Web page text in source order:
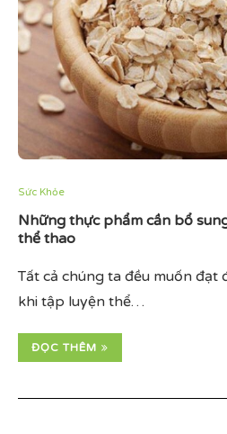
Sức Khỏe
Những thực phẩm cần bổ
thể thao
Tất cả chúng ta đều muốn đạt
khi tập luyện thể…
ĐỌC THÊM